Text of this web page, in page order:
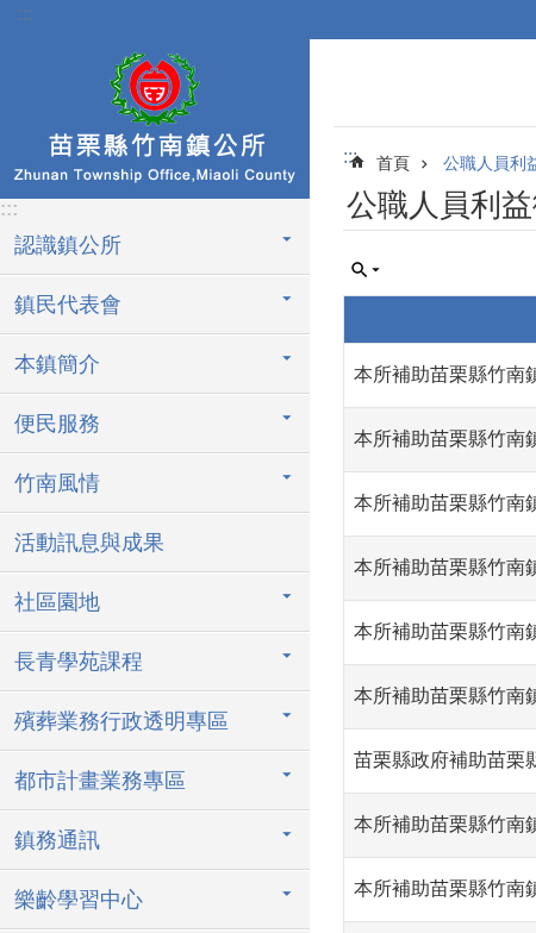
跳到主要內容區塊
:::
:::
認識鎮公所
鎮民代表會
本鎮簡介
便民服務
竹南風情
活動訊息與成果
社區園地
長青學苑課程
殯葬業務行政透明專區
都市計畫業務專區
鎮務通訊
樂齡學習中心
::: 首頁 公職人員利
公職人員利
本所補助苗栗縣竹南
本所補助苗栗縣竹南
本所補助苗栗縣竹南
本所補助苗栗縣竹南
本所補助苗栗縣竹南
本所補助苗栗縣竹南
苗栗縣政府補助苗栗
本所補助苗栗縣竹南
本所補助苗栗縣竹南